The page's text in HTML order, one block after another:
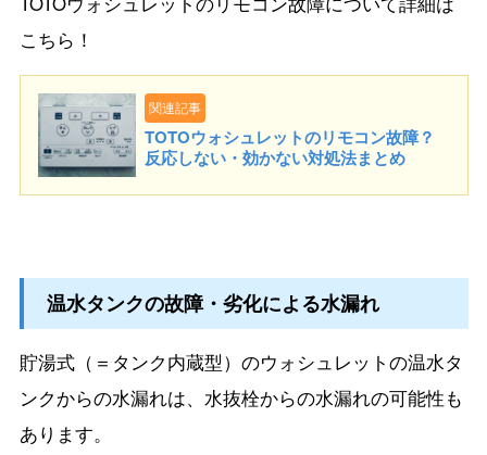
こちら！
関連記事
TOTOウォシュレットのリモコン故障？
反応しない・効かない対処法まとめ
温水タンクの故障・劣化による水漏れ
貯湯式（＝タンク内蔵型）のウォシュレットの温水タ
ンクからの水漏れは、水抜栓からの水漏れの可能性も
あります。